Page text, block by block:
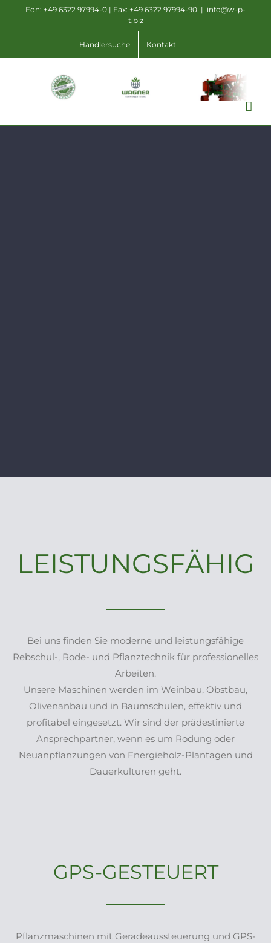
Fon: +49 6322 97994-0 | Fax: +49 6322 97994-90 | info@w-p-
t.biz
Händlersuche Kontakt
LEISTUNGSFÄHIG
Bei uns finden Sie moderne und leistungsfähige
Rebschul-, Rode- und Pflanztechnik für professionelles
Arbeiten.
Unsere Maschinen werden im Weinbau, Obstbau,
Olivenanbau und in Baumschulen, effektiv und
profitabel eingesetzt. Wir sind der prädestinierte
Ansprechpartner, wenn es um Rodung oder
Neuanpflanzungen von Energieholz-Plantagen und
Dauerkulturen geht.
GPS-GESTEUERT
Pflanzmaschinen mit Geradeaussteuerung und GPS-